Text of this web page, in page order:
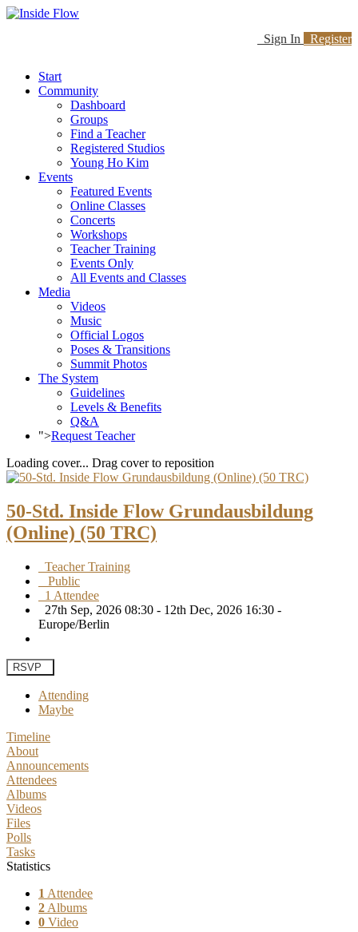
Sign In Register
Start
Community
Dashboard
Groups
Find a Teacher
Registered Studios
Young Ho Kim
Events
Featured Events
Online Classes
Concerts
Workshops
Teacher Training
Events Only
All Events and Classes
Media
Videos
Music
Official Logos
Poses & Transitions
Summit Photos
The System
Guidelines
Levels & Benefits
Q&A
">Request Teacher
Loading cover... Drag cover to reposition
50-Std. Inside Flow Grundausbildung
(Online) (50 TRC)
Teacher Training
Public
1 Attendee
27th Sep, 2026 08:30 - 12th Dec, 2026 16:30 -
Europe/Berlin
RSVP
Attending
Maybe
Timeline
About
Announcements
Attendees
Albums
Videos
Files
Polls
Tasks
Statistics
1 Attendee
2 Albums
0 Video